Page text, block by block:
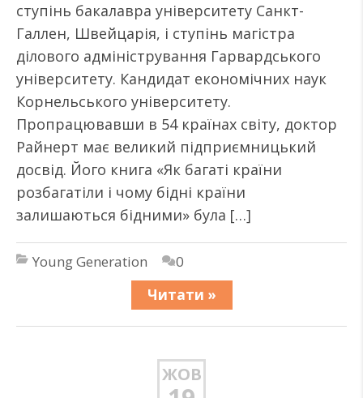
ступінь бакалавра університету Санкт-
Галлен, Швейцарія, і ступінь магістра
ділового адміністрування Гарвардського
університету. Кандидат економічних наук
Корнельського університету.
Пропрацювавши в 54 країнах світу, доктор
Райнерт має великий підприємницький
досвід. Його книга «Як багаті країни
розбагатіли і чому бідні країни
залишаються бідними» була […]
Young Generation
0
Читати »
ЖОВ